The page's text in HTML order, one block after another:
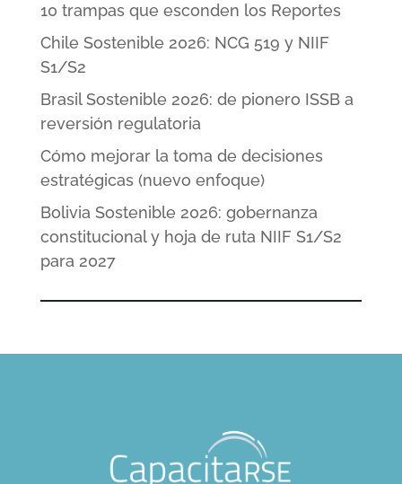
10 trampas que esconden los Reportes
Chile Sostenible 2026: NCG 519 y NIIF
S1/S2
Brasil Sostenible 2026: de pionero ISSB a
reversión regulatoria
Cómo mejorar la toma de decisiones
estratégicas (nuevo enfoque)
Bolivia Sostenible 2026: gobernanza
constitucional y hoja de ruta NIIF S1/S2
para 2027